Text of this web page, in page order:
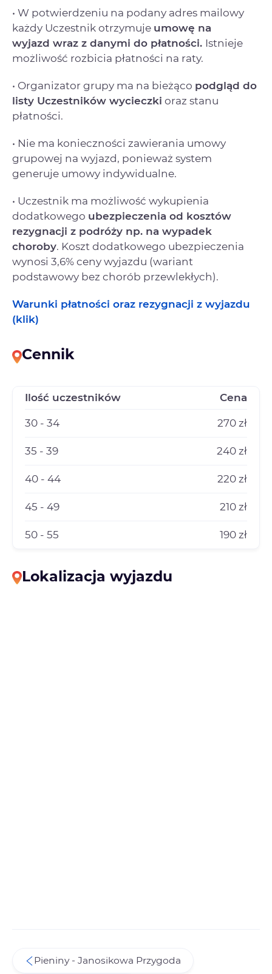
• W potwierdzeniu na podany adres mailowy
każdy Uczestnik otrzymuje umowę na
wyjazd wraz z danymi do płatności. Istnieje
możliwość rozbicia płatności na raty.
• Organizator grupy ma na bieżąco podgląd do
listy Uczestników wycieczki oraz stanu
płatności.
• Nie ma konieczności zawierania umowy
grupowej na wyjazd, ponieważ system
generuje umowy indywidualne.
• Uczestnik ma możliwość wykupienia
dodatkowego ubezpieczenia od kosztów
rezygnacji z podróży np. na wypadek
choroby. Koszt dodatkowego ubezpieczenia
wynosi 3,6% ceny wyjazdu (wariant
podstawowy bez chorób przewlekłych).
Warunki płatności oraz rezygnacji z wyjazdu
(klik)
Cennik
Ilość uczestników Cena
30 - 34 270 zł
35 - 39 240 zł
40 - 44 220 zł
45 - 49 210 zł
50 - 55 190 zł
Lokalizacja wyjazdu
Pieniny - Janosikowa Przygoda